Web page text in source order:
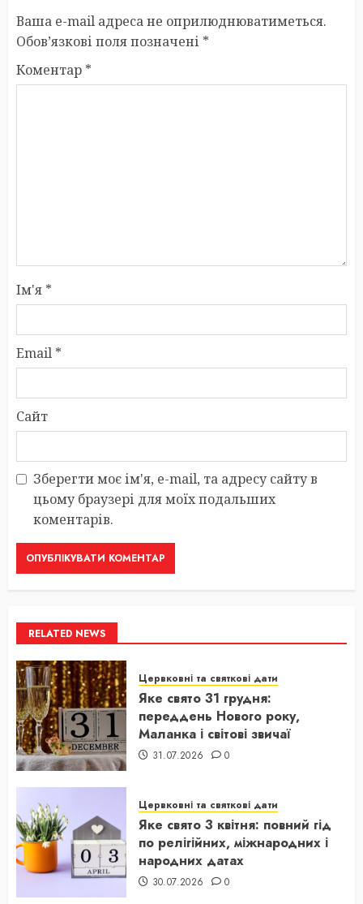
Ваша e-mail адреса не оприлюднюватиметься.
Обов’язкові поля позначені *
Коментар *
Ім'я *
Email *
Сайт
Зберегти моє ім'я, e-mail, та адресу сайту в
цьому браузері для моїх подальших
коментарів.
RELATED NEWS
Цервковні та святкові дати
Яке свято 31 грудня:
переддень Нового року,
Маланка і світові звичаї
31.07.2026 0
Цервковні та святкові дати
Яке свято 3 квітня: повний гід
по релігійних, міжнародних і
народних датах
30.07.2026 0